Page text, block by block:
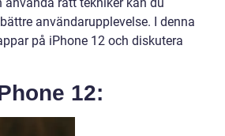
användarupplevelse. I denna
på iPhone 12 och diskutera
12: